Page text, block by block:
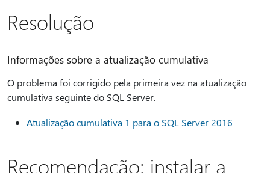
Resolução
Informações sobre a atualização cumulativa
O problema foi corrigido pela primeira vez na atualização
cumulativa seguinte do SQL Server.
Atualização cumulativa 1 para o SQL Server 2016
Recomendação: instalar a